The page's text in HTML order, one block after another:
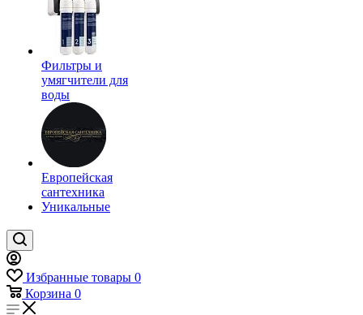
Фильтры и
умягчители для
воды
Европейская
сантехника
Уникальные
Избранные товары 0
Корзина 0